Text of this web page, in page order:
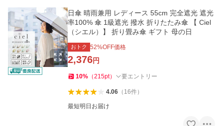
日傘 晴雨兼用 レディース 55cm 完全遮光 遮光
率100% 傘 1級遮光 撥水 折りたたみ傘 【 Ciel
（シエル）】 折り畳み傘 ギフト 母の日
おトク 52%OFF価格
2,376円
10% （215pt） 要エントリー
4.06（ 16件）
最短明日お届け